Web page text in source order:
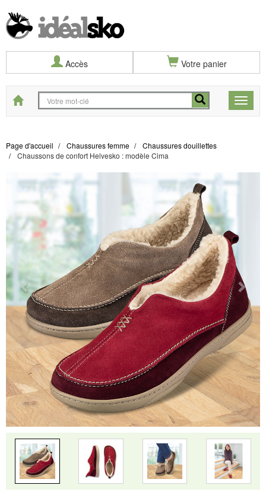
Accès Votre panier
Toggle
Start
Page d'accueil Chaussures femme
Chaussures douillettes
Chaussons de confort Helvesko : modèle Cima